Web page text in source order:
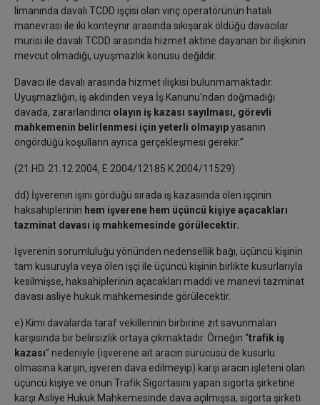
limanında davalı TCDD işçisi olan vinç operatörünün hatalı
manevrası ile iki konteynır arasında sıkışarak öldüğü davacılar
murisi ile davalı TCDD arasında hizmet aktine dayanan bir ilişkinin
mevcut olmadığı, uyuşmazlık konusu değildir.
Davacı ile davalı arasında hizmet ilişkisi bulunmamaktadır.
Uyuşmazlığın, iş akdinden veya İş Kanunu'ndan doğmadığı
davada, zararlandırıcı olayın iş kazası sayılması, görevli
mahkemenin belirlenmesi için yeterli olmayıpyasanın
öngördüğü koşulların ayrıca gerçekleşmesi gerekir.”
(21.HD. 21.12.2004, E.2004/12185 K.2004/11529)
dd) İşverenin işini gördüğü sırada iş kazasında ölen işçinin
haksahiplerinin hem işverene hem üçüncü kişiye açacakları
tazminat davası iş mahkemesinde görülecektir.
İşverenin sorumluluğu yönünden nedensellik bağı, üçüncü kişinin
tam kusuruyla veya ölen işçi ile üçüncü kişinin birlikte kusurlarıyla
kesilmişse, haksahiplerinin açacakları maddi ve manevi tazminat
davası asliye hukuk mahkemesinde görülecektir.
e) Kimi davalarda taraf vekillerinin birbirine zıt savunmaları
karşısında bir belirsizlik ortaya çıkmaktadır. Örneğin “trafik iş
kazası” nedeniyle (işverene ait aracın sürücüsü de kusurlu
olmasına karşın, işveren dava edilmeyip) karşı aracın işleteni olan
üçüncü kişiye ve onun Trafik Sigortasını yapan sigorta şirketine
karşı Asliye Hukuk Mahkemesinde dava açılmışsa, sigorta şirketi